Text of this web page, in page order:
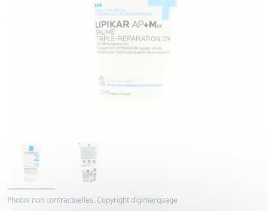
Photos non contractuelles. Copyright digimarquage